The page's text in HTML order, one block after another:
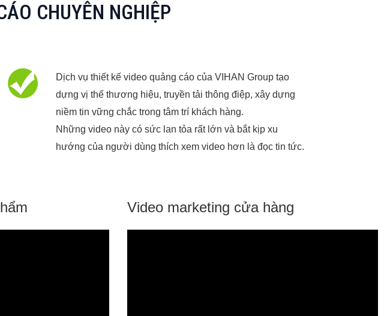
CHUYÊN NGHIỆP
Dịch vụ thiết kế video quảng cáo của VIHAN Group tạo
dựng vị thế thương hiệu, truyền tải thông điệp, xây dựng
niềm tin vững chắc trong tâm trí khách hàng.
Những video này có sức lan tỏa rất lớn và bắt kịp xu
hướng của người dùng thích xem video hơn là đọc tin tức.
Video marketing cửa hàng